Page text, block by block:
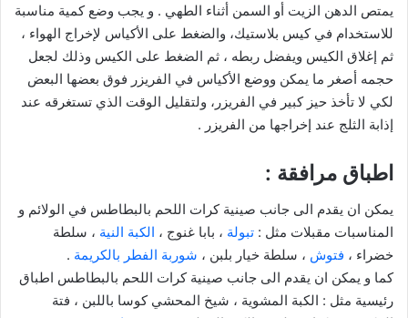
يمتص الدهن الزيت أو السمن أثناء الطهي . و يجب وضع كمية مناسبة
للاستخدام في كيس بلاستيك، والضغط على الأكياس لإخراج الهواء ،
ثم إغلاق الكيس ويفضل ربطه ، ثم الضغط على الكيس وذلك لجعل
حجمه أصغر ما يمكن ووضع الأكياس في الفريزر فوق بعضها البعض
لكي لا تأخذ حيز كبير في الفريزر، ولتقليل الوقت الذي تستغرقه عند
إذابة الثلج عند إخراجها من الفريزر .
اطباق مرافقة :
يمكن ان يقدم الى جانب صينية كرات اللحم بالبطاطس في الولائم و
المناسبات مقبلات مثل : تبولة ، بابا غنوج ، الكبة النية ، سلطة
خضراء ، فتوش ، سلطة خيار بلبن ، شوربة الفطر بالكريمة .
كما و يمكن ان يقدم الى جانب صينية كرات اللحم بالبطاطس اطباق
رئيسية مثل : الكبة المشوية ، شيخ المحشي كوسا باللبن ، فتة